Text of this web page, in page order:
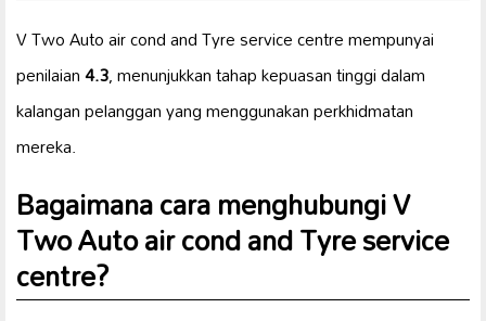
V Two Auto air cond and Tyre service centre mempunyai
penilaian4.3, menunjukkan tahap kepuasan tinggi dalam
kalangan pelanggan yang menggunakan perkhidmatan
mereka.
Bagaimana cara menghubungi V
Two Auto air cond and Tyre service
centre?